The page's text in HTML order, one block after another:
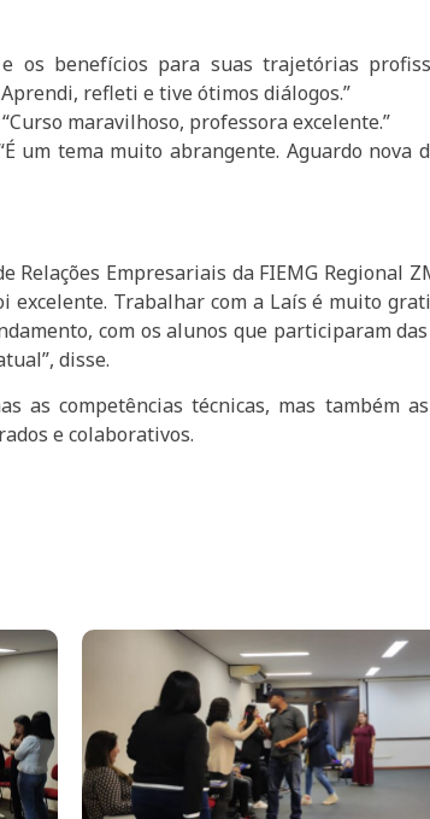
os benefícios para suas trajetórias
refleti e tive ótimos diálogos.”
maravilhoso, professora excelente.”
um tema muito abrangente. Aguardo nova
Empresariais da FIEMG Regional
excelente. Trabalhar com a Laís é muito
com os alunos que participaram
disse.
as competências técnicas, mas também
e colaborativos.